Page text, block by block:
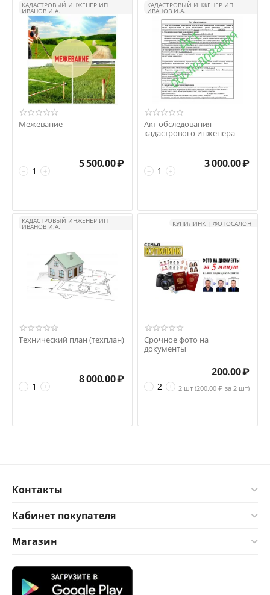
КАДАСТРОВЫЙ ИНЖЕНЕР ИП
ИВАНОВ И.А.
Межевание
+
−
5 500.00₽
КАДАСТРОВЫЙ ИНЖЕНЕР ИП
ИВАНОВ И.А.
Акт обследования
кадастрового инженера
+
−
3 000.00₽
КАДАСТРОВЫЙ ИНЖЕНЕР ИП
ИВАНОВ И.А.
Технический план (техплан)
+
−
8 000.00₽
КУПИЛИНК | ФОТОСАЛОН
Срочное фото на
документы
+
−
200.00₽
2 шт (200.00 ₽ за 2 шт)
Контакты
Кабинет покупателя
Магазин